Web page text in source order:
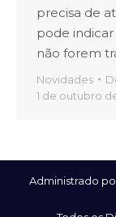
precisa de
pode
não forem
Novidades
1 de outubro
Administrado